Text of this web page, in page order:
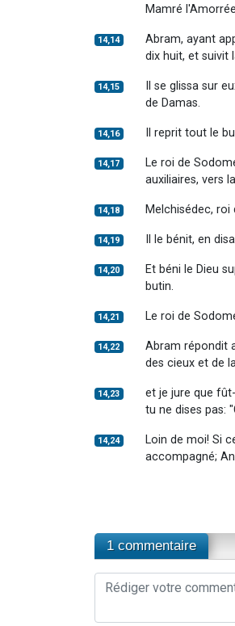
Mamré
14,14
Abram, ayant
dix huit, et suivit
14,15
Il se glissa sur
de Damas.
14,16 Il reprit tout le
14,17
Le roi de
auxiliaires, vers
14,18 Melchisédec, roi
14,19 Il le bénit, en
14,20
Et béni le Dieu
butin.
14,21 Le roi de
14,22
Abram répondit
des cieux et de
14,23
et je jure que
tu ne dises pas:
14,24
Loin de moi! Si
accompagné;
1 commentaire